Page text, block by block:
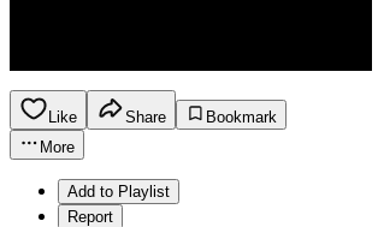
Like Share
Bookmark
More
Add to Playlist
Report